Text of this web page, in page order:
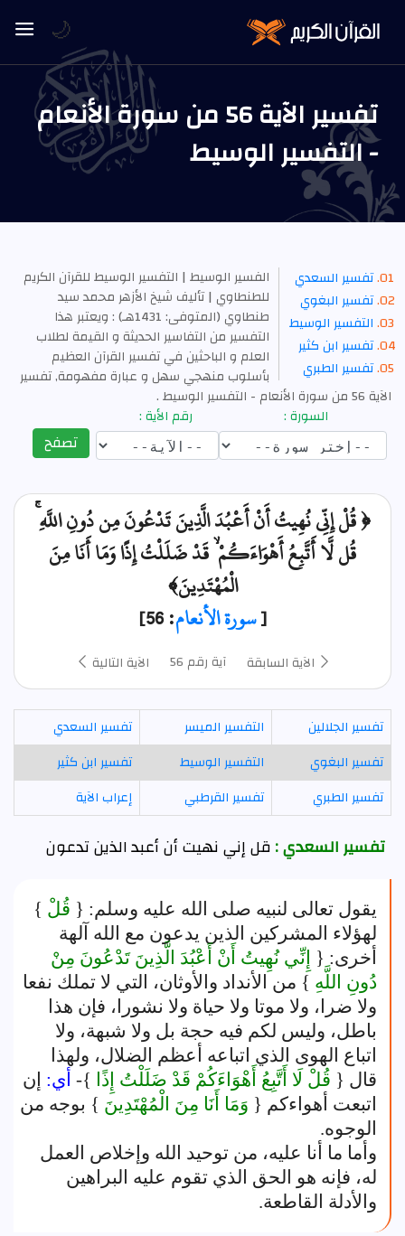
تفسير الآية 56 من سورة الأنعام
- التفسير الوسيط
تفسير السعدي
تفسير البغوي
التفسير الوسيط
تفسير ابن كثير
تفسير الطبري
الفسير الوسيط | التفسير الوسيط للقرآن الكريم
للطنطاوي | تأليف شيخ الأزهر محمد سيد
طنطاوي (المتوفى: 1431هـ) : ويعتبر هذا
التفسير من التفاسير الحديثة و القيمة لطلاب
العلم و الباحثين في تفسير القرآن العظيم
بأسلوب منهجي سهل و عبارة مفهومة, تفسير
الآية 56 من سورة الأنعام - التفسير الوسيط .
السورة :
رقم الأية :
تصفح
﴿ قُلْ إِنِّي نُهِيتُ أَنْ أَعْبُدَ الَّذِينَ تَدْعُونَ مِن دُونِ اللَّهِ ۚ
قُل لَّا أَتَّبِعُ أَهْوَاءَكُمْ ۙ قَدْ ضَلَلْتُ إِذًا وَمَا أَنَا مِنَ
الْمُهْتَدِينَ﴾
[سورة الأنعام: 56]
الآية السابقة آية رقم 56 الآية التالية
تفسير الجلالين التفسير الميسر
تفسير السعدي
تفسير البغوي
التفسير الوسيط
تفسير ابن كثير
تفسير الطبري
تفسير القرطبي إعراب الآية
تفسير السعدي :قل إني نهيت أن أعبد الذين تدعون
يقول تعالى لنبيه صلى الله عليه وسلم: { قُلْ }
لهؤلاء المشركين الذين يدعون مع الله آلهة
أخرى: { إِنِّي نُهِيتُ أَنْ أَعْبُدَ الَّذِينَ تَدْعُونَ مِنْ
دُونِ اللَّهِ } من الأنداد والأوثان، التي لا تملك نفعا
ولا ضرا، ولا موتا ولا حياة ولا نشورا، فإن هذا
باطل، وليس لكم فيه حجة بل ولا شبهة، ولا
اتباع الهوى الذي اتباعه أعظم الضلال، ولهذا
قال { قُلْ لَا أَتَّبِعُ أَهْوَاءَكُمْ قَدْ ضَلَلْتُ إِذًا }- أي: إن
اتبعت أهواءكم { وَمَا أَنَا مِنَ الْمُهْتَدِينَ } بوجه من
الوجوه.
وأما ما أنا عليه، من توحيد الله وإخلاص العمل
له، فإنه هو الحق الذي تقوم عليه البراهين
والأدلة القاطعة.
🌙